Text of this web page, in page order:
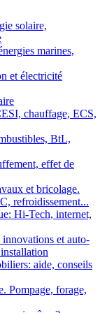
solaire,
marines,
et électricité
chauffage, ECS,
BtL,
effet de
et bricolage.
refroidissement...
Hi-Tech, internet,
innovations et auto-
aide, conseils
Pompage, forage,